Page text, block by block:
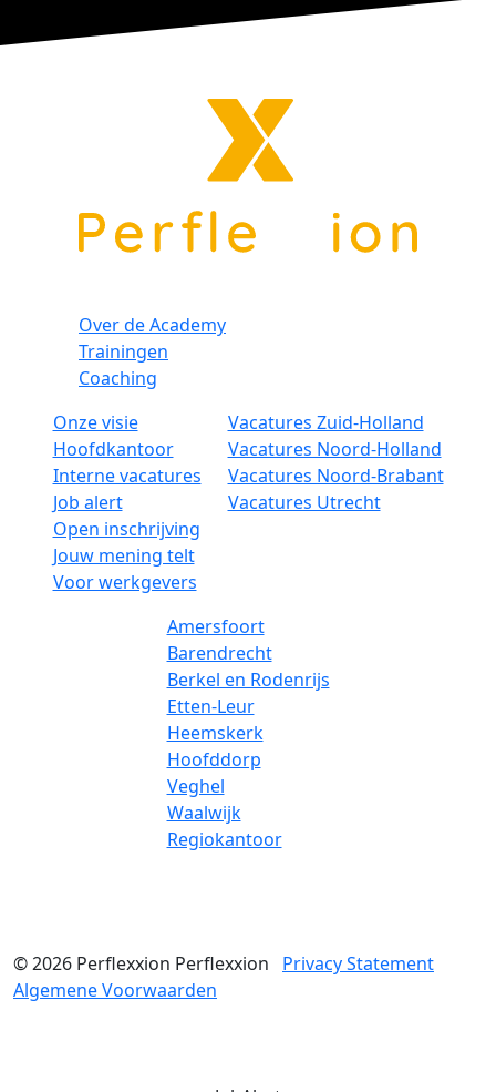
Over de Academy
Trainingen
Coaching
Onze visie
Hoofdkantoor
Interne vacatures
Job alert
Open inschrijving
Jouw mening telt
Voor werkgevers
Vacatures Zuid-Holland
Vacatures Noord-Holland
Vacatures Noord-Brabant
Vacatures Utrecht
Amersfoort
Barendrecht
Berkel en Rodenrijs
Etten-Leur
Heemskerk
Hoofddorp
Veghel
Waalwijk
Regiokantoor
© 2026 Perflexxion Perflexxion
Privacy Statement
Algemene Voorwaarden